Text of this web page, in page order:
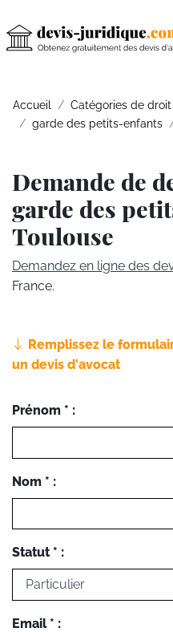
Accueil Catégories de droit
garde des petits-enfants
Demande de
garde des
Toulouse
Demandez en ligne des
France.
Remplissez le
un devis d'avocat
Prénom * :
Nom * :
Statut * :
Email * :